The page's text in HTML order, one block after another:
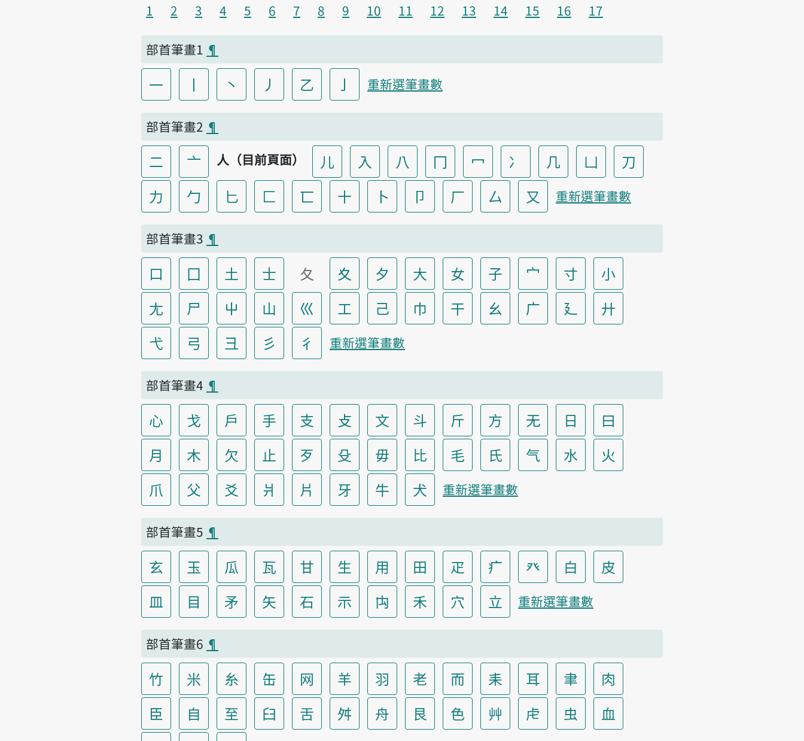
1
2 3 4 5 6 7 8 9 10 11 12 13 14 15 16 17
部首筆畫1 ¶
一 丨 丶 丿 乙 亅 重新選筆畫數
部首筆畫2 ¶
二 亠 人（目前頁面） 儿 入 八 冂 冖 冫 几 凵
刀
力
勹 匕 匚 匸 十 卜 卩 厂 厶 又 重新選筆畫數
部首筆畫3 ¶
口 囗 土 士 夂 夊 夕 大 女 子 宀 寸
小
尢
尸 屮 山 巛 工 己 巾 干 幺 广 廴
廾
弋
弓 彐 彡 彳 重新選筆畫數
部首筆畫4 ¶
心 戈 戶 手 支 攴 文 斗 斤 方 无 日
曰
月
木 欠 止 歹 殳 毋 比 毛 氏 气 水
火
爪
父 爻 爿 片 牙 牛 犬 重新選筆畫數
部首筆畫5 ¶
玄 玉 瓜 瓦 甘 生 用 田 疋 疒 癶 白
皮
皿
目 矛 矢 石 示 禸 禾 穴 立 重新選筆畫數
部首筆畫6 ¶
竹 米 糸 缶 网 羊 羽 老 而 耒 耳 聿
肉
臣
自 至 臼 舌 舛 舟 艮 色 艸 虍 虫
血